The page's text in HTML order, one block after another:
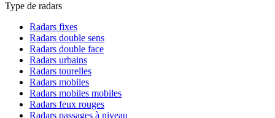
Type de radars
Radars fixes
Radars double sens
Radars double face
Radars urbains
Radars tourelles
Radars mobiles
Radars mobiles mobiles
Radars feux rouges
Radars passages à niveau